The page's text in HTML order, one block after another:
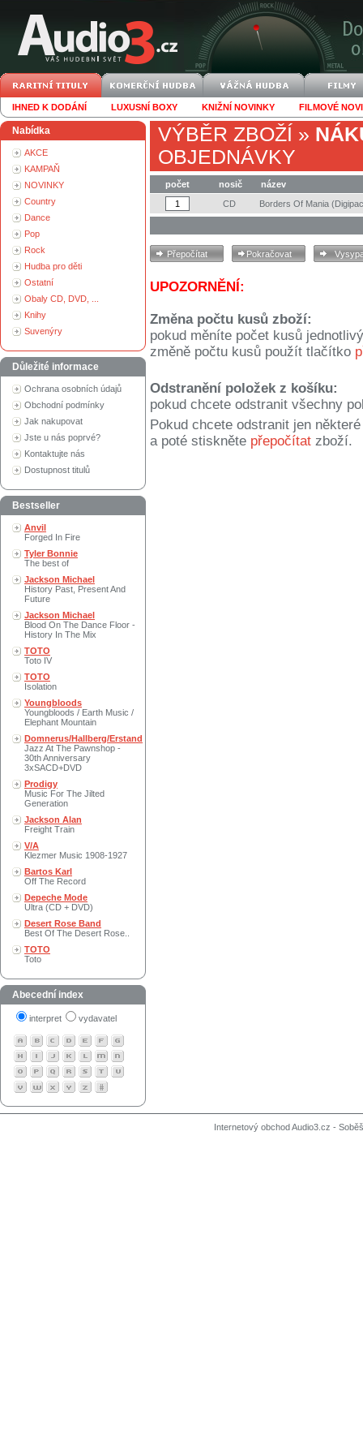
IHNED K DODÁNÍ LUXUSNÍ BOXY KNIŽNÍ NOVINKY FILMOVÉ
Nabídka
AKCE
KAMPAŇ
NOVINKY
Country
Dance
Pop
Rock
Hudba pro děti
Ostatní
Obaly CD, DVD, ...
Knihy
Suvenýry
Důležité informace
Ochrana osobních údajů
Obchodní podmínky
Jak nakupovat
Jste u nás poprvé?
Kontaktujte nás
Dostupnost titulů
Bestseller
Anvil
Forged In Fire
Tyler Bonnie
The best of
Jackson Michael
History Past, Present And
Future
Jackson Michael
Blood On The Dance Floor -
History In The Mix
TOTO
Toto IV
TOTO
Isolation
Youngbloods
Youngbloods / Earth Music /
Elephant Mountain
Domnerus/Hallberg/Erstand
Jazz At The Pawnshop -
30th Anniversary
3xSACD+DVD
Prodigy
Music For The Jilted
Generation
Jackson Alan
Freight Train
V/A
Klezmer Music 1908-1927
Bartos Karl
Off The Record
Depeche Mode
Ultra (CD + DVD)
Desert Rose Band
Best Of The Desert Rose..
TOTO
Toto
Abecední index
interpret vydavatel
VÝBĚR ZBOŽÍ »
OBJEDNÁVKY
počet nosič
název
CD
Borders Of Mania
UPOZORNĚNÍ:
Změna počtu kusů zboží:
pokud měníte počet kusů
změně počtu kusů použít tlačítko
Odstranění položek z košíku:
pokud chcete odstranit všechny
Pokud chcete odstranit jen
a poté stiskněte přepočítat zboží.
Internetový obchod Audio3.cz -